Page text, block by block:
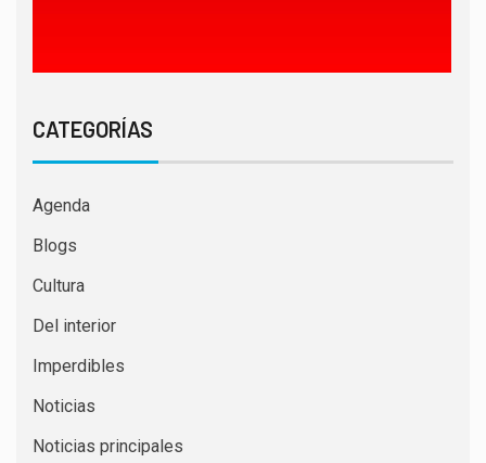
CATEGORÍAS
Agenda
Blogs
Cultura
Del interior
Imperdibles
Noticias
Noticias principales